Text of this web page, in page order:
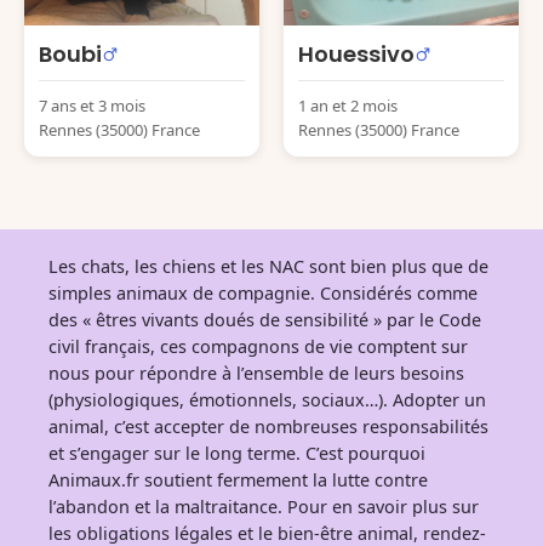
Boubi
7 ans et 3 mois
Rennes (35000) France
Houessivo
1 an et 2 mois
Rennes (35000) France
Les chats, les chiens et les NAC sont bien plus que de
simples animaux de compagnie. Considérés comme
des « êtres vivants doués de sensibilité » par le Code
civil français, ces compagnons de vie comptent sur
nous pour répondre à l’ensemble de leurs besoins
(physiologiques, émotionnels, sociaux…). Adopter un
animal, c’est accepter de nombreuses responsabilités
et s’engager sur le long terme. C’est pourquoi
Animaux.fr soutient fermement la lutte contre
l’abandon et la maltraitance. Pour en savoir plus sur
les obligations légales et le bien-être animal, rendez-